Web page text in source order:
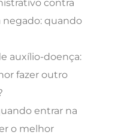
contra
negado: quando
auxílio-doença:
fazer outro
entrar na
o melhor